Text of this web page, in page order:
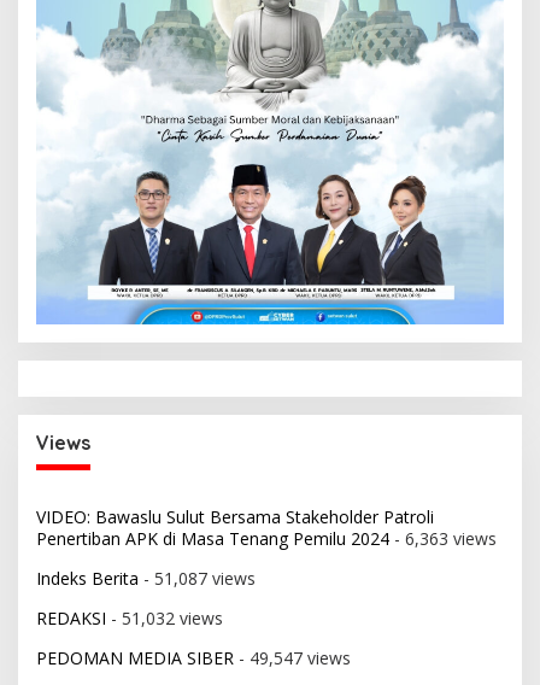
Views
VIDEO: Bawaslu Sulut Bersama Stakeholder Patroli
Penertiban APK di Masa Tenang Pemilu 2024 - 6,363 views
Indeks Berita - 51,087 views
REDAKSI - 51,032 views
PEDOMAN MEDIA SIBER - 49,547 views